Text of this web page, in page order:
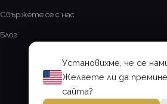
Установихме, че се
Желаете ли да
сайта?
Свържете се с нас
Блог